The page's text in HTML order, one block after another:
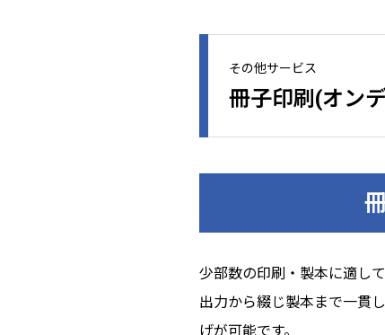
その他サービス
冊子印刷(オン
少部数の印刷・製本に適して
出力から綴じ製本まで一貫
げが可能です。